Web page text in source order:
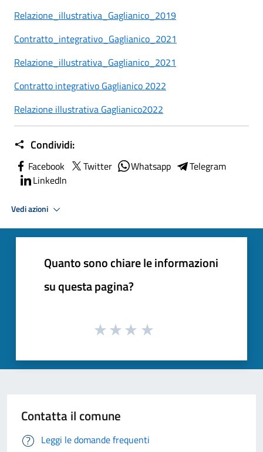
Relazione_illustrativa_Gaglianico_2019
Contratto_integrativo_Gaglianico_2021
Relazione_illustrativa_Gaglianico_2021
Contratto integrativo Gaglianico 2022
Relazione illustrativa Gaglianico2022
Condividi:
Facebook Twitter Whatsapp
Telegram
LinkedIn
Vedi azioni
Quanto sono chiare le informazioni
su questa pagina?
Contatta il comune
Leggi le domande frequenti